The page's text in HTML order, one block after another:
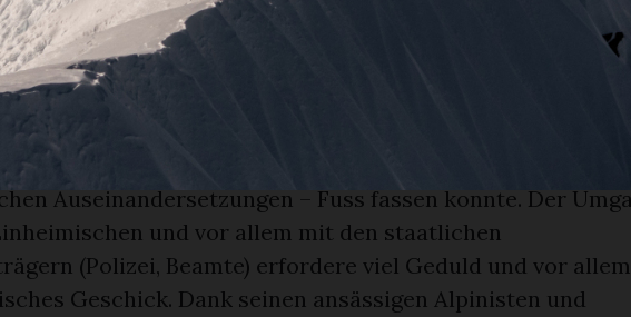
er Kaschmir erwähnte, wurde es manchem der
ums Herz, weil sie in diesem Moment an ihren Pullover
Schal, gefertigt aus edlen Haaren der Kaschmirziege,
und bildhaft schilderte unser «Expeditionsleiter»,
fremden Kultur – geprägt von langwierigen
Auseinandersetzungen – Fuss fassen konnte. Der
und vor allem mit den staatlichen
(Polizei, Beamte) erfordere viel Geduld und vor allem
Geschick. Dank seinen ansässigen Alpinisten und